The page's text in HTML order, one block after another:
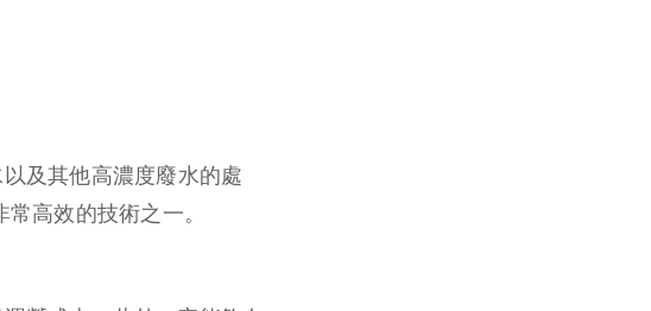
及其他高濃度廢水的處
高效的技術之一。